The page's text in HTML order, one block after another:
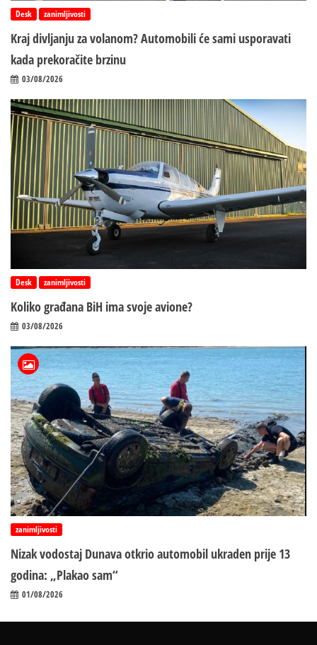
Desk zanimljivosti
Kraj divljanju za volanom? Automobili će sami usporavati
kada prekoračite brzinu
03/08/2026
Desk zanimljivosti
Koliko građana BiH ima svoje avione?
03/08/2026
zanimljivosti
Nizak vodostaj Dunava otkrio automobil ukraden prije 13
godina: „Plakao sam“
01/08/2026